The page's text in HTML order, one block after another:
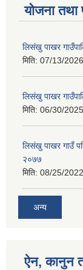
योजना तथा
लिसंखु पाखर
मिति: 07/13/
लिसंखु पाखर
मिति: 06/30/
लिसंखु पाखर गाउँ
२०७७
मिति: 08/25/
अन्य
ऐन, कानुन